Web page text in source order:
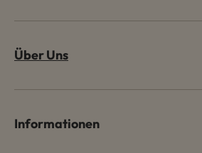
Über Uns
Informationen